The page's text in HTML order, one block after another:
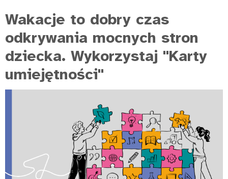
Wakacje to dobry czas
odkrywania mocnych stron
dziecka. Wykorzystaj "Karty
umiejętności"